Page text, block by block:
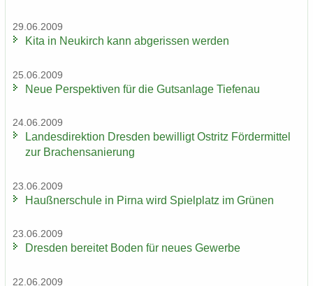
29.06.2009
Kita in Neu­kirch kann ab­ge­ris­sen wer­den
25.06.2009
Neue Per­spek­ti­ven für die Guts­an­la­ge Tie­fen­au
24.06.2009
Lan­des­di­rek­ti­on Dres­den be­wil­ligt Ost­ritz För­der­mit­tel
zur Bra­chen­sa­nie­rung
23.06.2009
Hauß­ner­schu­le in Pirna wird Spiel­platz im Grü­nen
23.06.2009
Dres­den be­rei­tet Boden für neues Ge­wer­be
22.06.2009